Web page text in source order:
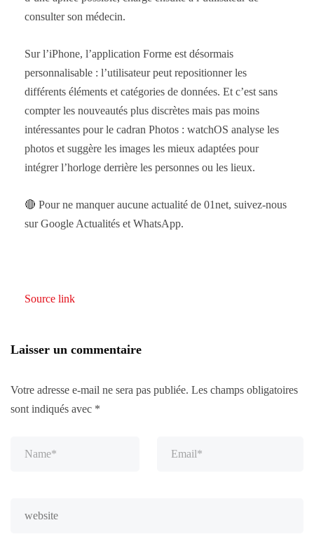
consulter son médecin.
Sur l’iPhone, l’application Forme est désormais
personnalisable : l’utilisateur peut repositionner les
différents éléments et catégories de données. Et c’est sans
compter les nouveautés plus discrètes mais pas moins
intéressantes pour le cadran Photos : watchOS analyse les
photos et suggère les images les mieux adaptées pour
intégrer l’horloge derrière les personnes ou les lieux.
🔴 Pour ne manquer aucune actualité de 01net, suivez-nous
sur Google Actualités et WhatsApp.
Source link
Laisser un commentaire
Votre adresse e-mail ne sera pas publiée. Les champs obligatoires
sont indiqués avec *